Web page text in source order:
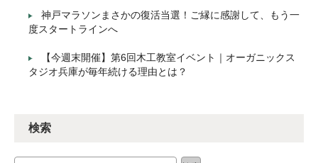
神戸マラソンまさかの復活当選！ご縁に感謝して、もう一
度スタートラインへ
【今週末開催】第6回木工教室イベント｜オーガニックス
タジオ兵庫が毎年続ける理由とは？
検索
検索